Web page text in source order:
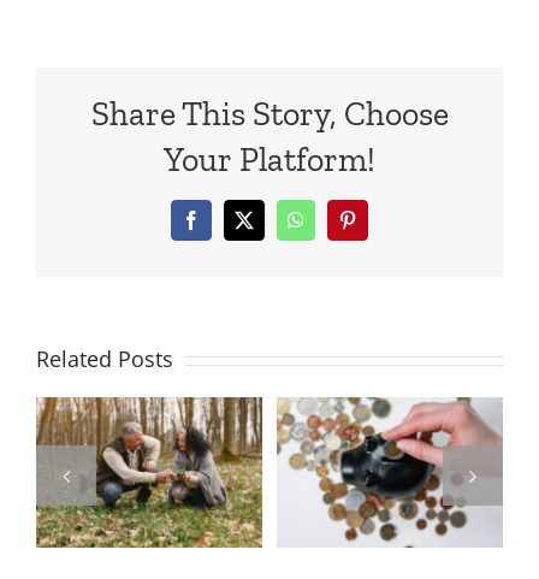
Share This Story, Choose
Your Platform!
Facebook
X WhatsAppPinterest
Related Posts
錢滾錢也要
懂稅！從受
薪族到退休
族，如何玩
轉「利息所
吃掉了嗎？
2026「營利
所得」全攻
略：從存股
大軍到中小